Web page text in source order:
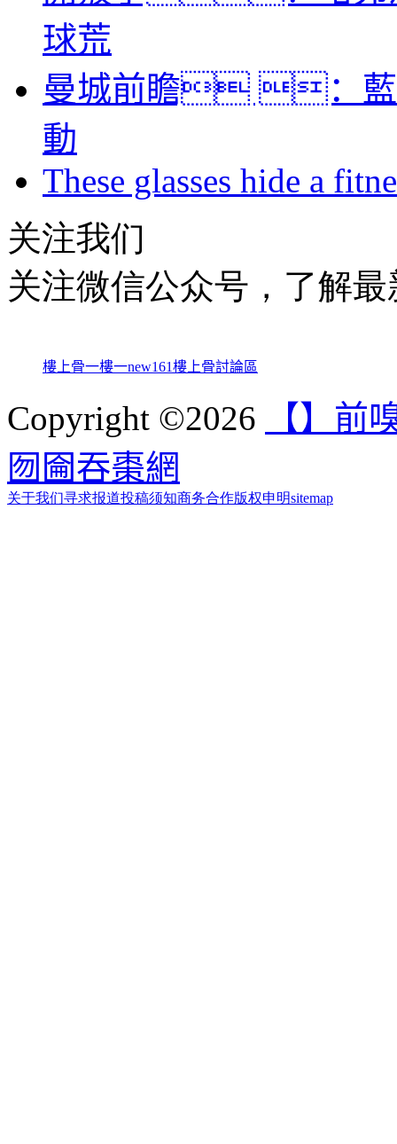
球荒
曼城前瞻 ：藍
動
These glasses hide a
关注我们
关注微信公众号，了解
樓上骨一樓一new161樓上骨討論區
Copyright ©2026
【】前
囫圇吞棗網
关于我们寻求报道投稿须知商务合作版权申明sitemap